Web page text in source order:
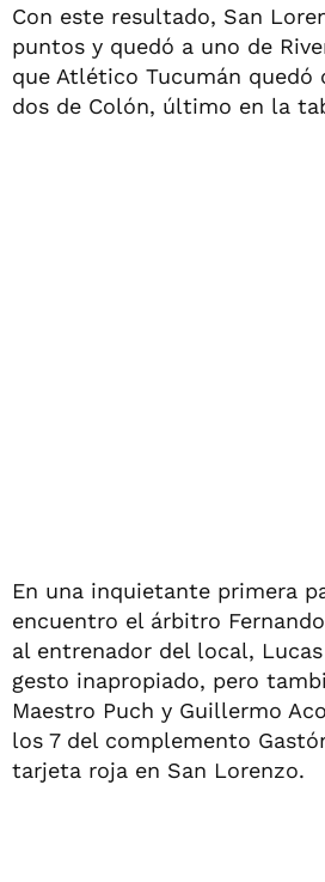
Con este resultado, San
puntos y quedó a uno de
que Atlético Tucumán quedó
dos de Colón, último en la
En una inquietante primera
encuentro el árbitro
al entrenador del local,
gesto inapropiado, pero
Maestro Puch y Guillermo
los 7 del complemento
tarjeta roja en San Lorenzo.